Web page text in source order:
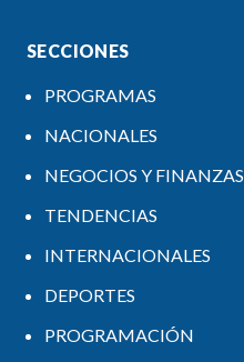
SECCIONES
PROGRAMAS
NACIONALES
NEGOCIOS Y FINANZAS
TENDENCIAS
INTERNACIONALES
DEPORTES
PROGRAMACIÓN